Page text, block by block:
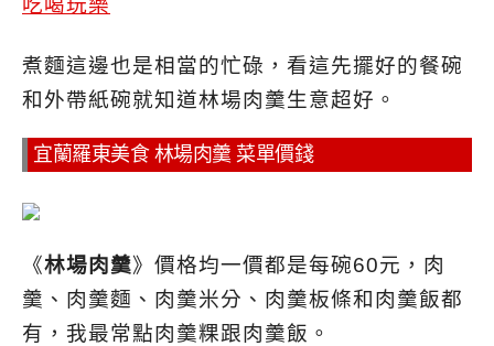
煮麵這邊也是相當的忙碌，看這先擺好的餐碗
和外帶紙碗就知道林場肉羹生意超好。
宜蘭羅東美食 林場肉羹 菜單價錢
《林場肉羹》價格均一價都是每碗60元，肉
羹、肉羹麵、肉羹米分、肉羹板條和肉羹飯都
有，我最常點肉羹粿跟肉羹飯。